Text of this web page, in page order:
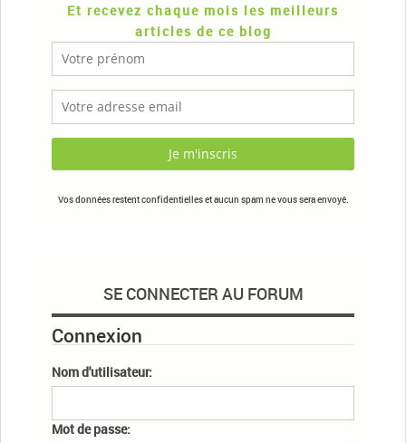
Et recevez chaque mois les meilleurs
articles de ce blog
Vos données restent confidentielles et aucun spam ne vous sera envoyé.
SE CONNECTER AU FORUM
Connexion
Nom d'utilisateur:
Mot de passe: